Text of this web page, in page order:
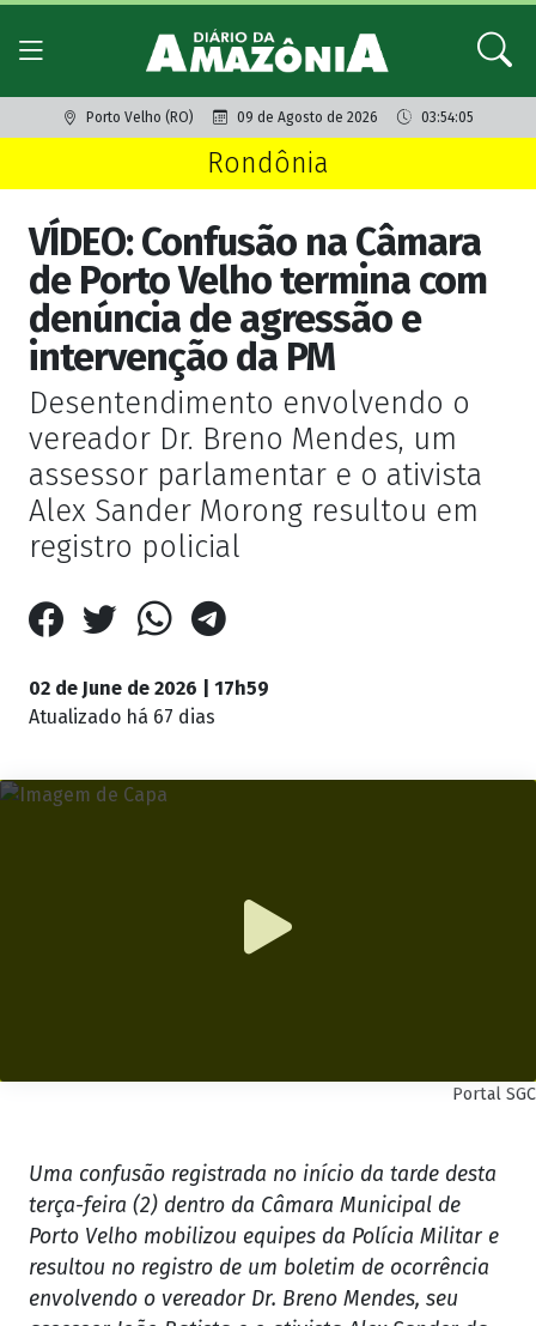
Porto Velho (RO) 09 de Agosto de 2026 03:54:05
Rondônia
VÍDEO: Confusão na Câmara
de Porto Velho termina com
denúncia de agressão e
intervenção da PM
Desentendimento envolvendo o
vereador Dr. Breno Mendes, um
assessor parlamentar e o ativista
Alex Sander Morong resultou em
registro policial
02 de June de 2026 | 17h59
Atualizado há 67 dias
Portal SGC
Uma confusão registrada no início da tarde desta
terça-feira (2) dentro da Câmara Municipal de
Porto Velho mobilizou equipes da Polícia Militar e
resultou no registro de um boletim de ocorrência
envolvendo o vereador Dr. Breno Mendes, seu